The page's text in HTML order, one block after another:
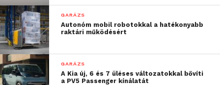
GARÁZS
Autonóm mobil robotokkal a hatékonyabb
raktári működésért
GARÁZS
A Kia új, 6 és 7 üléses változatokkal bővíti
a PV5 Passenger kínálatát